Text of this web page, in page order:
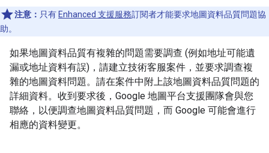
注意： 只有 Enhanced 支援服務訂閱者才能要求地圖資料品質問題協
助。
如果地圖資料品質有複雜的問題需要調查 (例如地址可能遺
漏或地址資料有誤)，請建立技術客服案件，並要求調查複
雜的地圖資料問題。請在案件中附上該地圖資料品質問題的
詳細資料。收到要求後，Google 地圖平台支援團隊會與您
聯絡，以便調查地圖資料品質問題，而 Google 可能會進行
相應的資料變更。